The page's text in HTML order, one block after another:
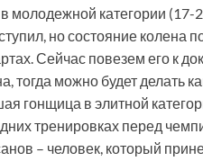
категории (17-
но состояние колена
Сейчас повезем его к
можно будет делать
гонщица в элитной
тренировках перед
– человек, который